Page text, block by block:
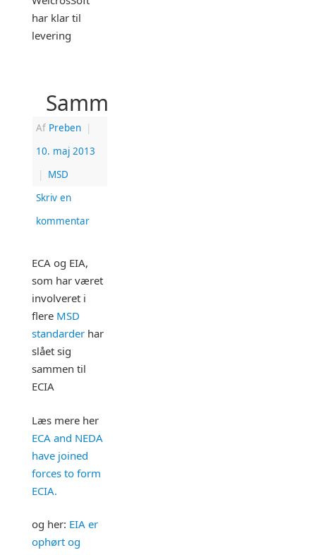
har klar til
levering
Sammenlægninger
Af Preben
10. maj 2013
MSD
Skriv en
kommentar
ECA og EIA,
som har været
involveret i
flere MSD
standarder har
slået sig
sammen til
ECIA
Læs mere her
ECA and NEDA
have joined
forces to form
ECIA.
og her: EIA er
ophørt og